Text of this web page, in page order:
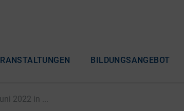
BILDUNGSANGEBOT
2022 in ...